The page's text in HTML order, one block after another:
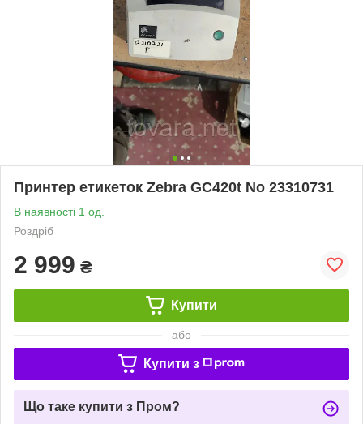
Принтер етикеток Zebra GC420t No 23310731
В наявності 1 од.
Роздріб
2 999 ₴
Купити
або
Купити з
Що таке купити з Пром?